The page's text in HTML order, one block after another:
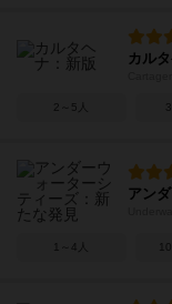
カル
2～5人
アン
1～4人